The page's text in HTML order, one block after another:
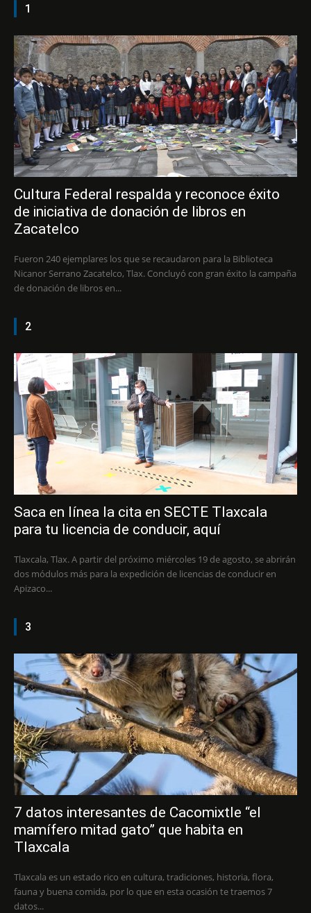
1
Cultura Federal respalda y reconoce éxito
de iniciativa de donación de libros en
Zacatelco
Fueron 240 ejemplares los que se recaudaron para la Biblioteca
Nicanor Serrano Zacatelco, Tlax. Concluyó con gran éxito la campaña
de donación de libros en...
2
Saca en línea la cita en SECTE Tlaxcala
para tu licencia de conducir, aquí
Tlaxcala, Tlax. A partir del próximo miércoles 19 de agosto, se abrirán
dos módulos más para la expedición de licencias de conducir en
Apizaco...
3
7 datos interesantes de Cacomixtle “el
mamífero mitad gato” que habita en
Tlaxcala
Tlaxcala es un estado rico en cultura, tradiciones, historia, flora,
fauna y buena comida, por lo que en esta ocasión te traemos 7
datos...